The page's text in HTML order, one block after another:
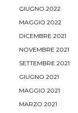
GIUGNO 2022
MAGGIO 2022
DICEMBRE 2021
NOVEMBRE 2021
SETTEMBRE 2021
GIUGNO 2021
MAGGIO 2021
MARZO 2021